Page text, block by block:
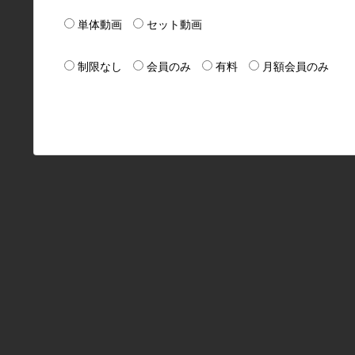
単体動画 セット動画
制限なし 会員のみ 有料 月額会員のみ